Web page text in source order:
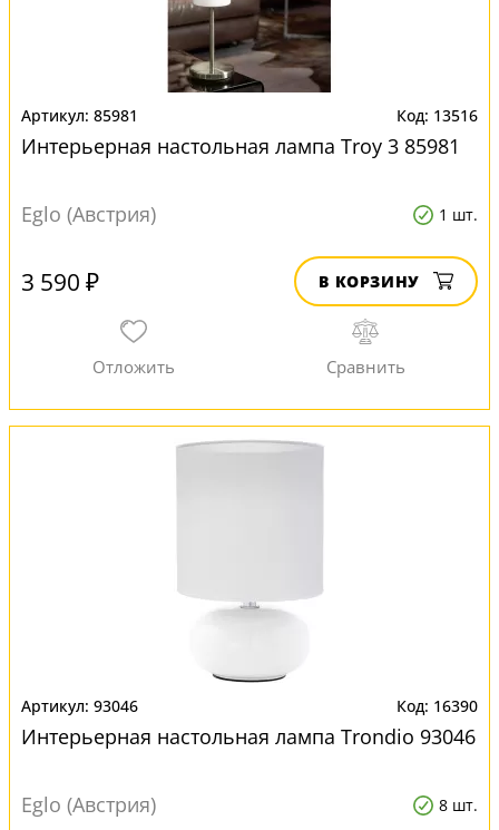
85981 13516
Интерьерная настольная лампа Troy 3 85981
Eglo (Австрия) 1 шт.
3 590 ₽ В КОРЗИНУ
93046 16390
Интерьерная настольная лампа Trondio 93046
Eglo (Австрия) 8 шт.